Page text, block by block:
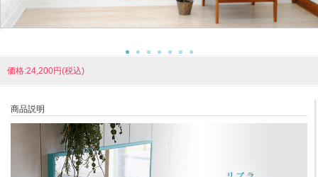
価格:24,200円(税込)
商品説明